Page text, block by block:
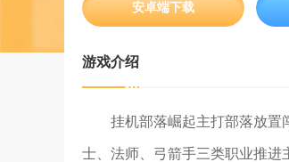
安卓端下载
游戏介绍
挂机部落崛起主打部落放置
士、法师、弓箭手三类职业推进